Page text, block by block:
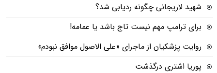
شهید لاریجانی چگونه ردیابی شد؟
برای ترامپ مهم نیست تاج باشد یا عمامه!
روایت پزشکیان از ماجرای «علی الاصول موافق نبودم»
پوریا اشتری درگذشت